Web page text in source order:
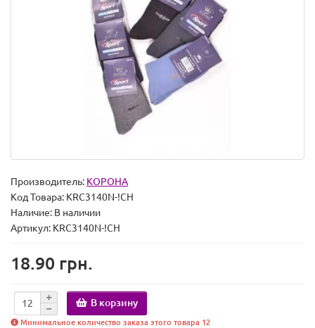
Производитель: КОРОНА
Код Товара: KRC3140N-!CH
Наличие: В наличии
Артикул: KRC3140N-!CH
18.90 грн.
В корзину
Минимальное количество заказа этого товара 12